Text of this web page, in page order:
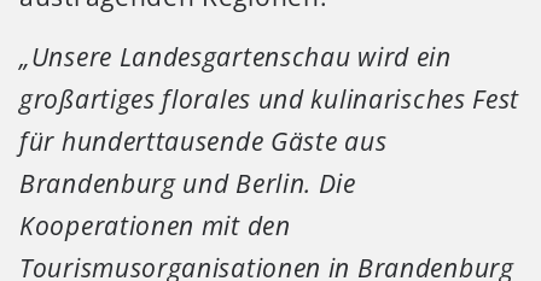
„Unsere Landesgartenschau wird ein
großartiges florales und kulinarisches Fest
für hunderttausende Gäste aus
Brandenburg und Berlin. Die
Kooperationen mit den
Tourismusorganisationen in Brandenburg